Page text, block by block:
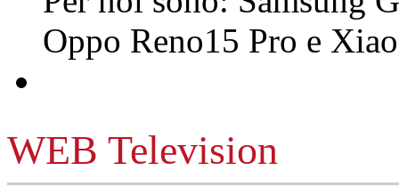
Oppo Reno15 Pro e
WEB Television